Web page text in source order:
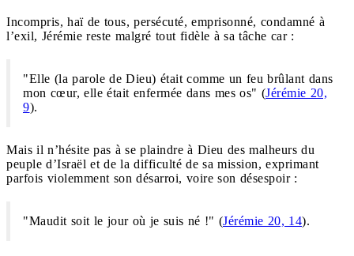
Incompris, haï de tous, persécuté, emprisonné, condamné à
l’exil, Jérémie reste malgré tout fidèle à sa tâche car :
"Elle (la parole de Dieu) était comme un feu brûlant dans
mon cœur, elle était enfermée dans mes os" (Jérémie 20,
9).
Mais il n’hésite pas à se plaindre à Dieu des malheurs du
peuple d’Israël et de la difficulté de sa mission, exprimant
parfois violemment son désarroi, voire son désespoir :
"Maudit soit le jour où je suis né !" (Jérémie 20, 14).